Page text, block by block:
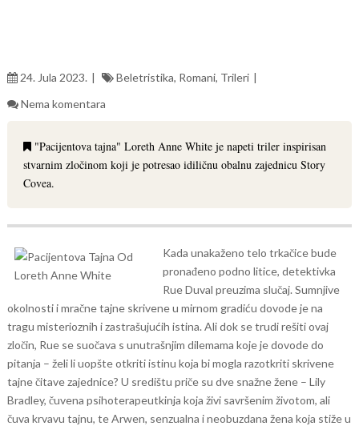
24. Jula 2023. Beletristika, Romani, Trileri
Nema komentara
"Pacijentova tajna" Loreth Anne White je napeti triler inspirisan
stvarnim zločinom koji je potresao idiličnu obalnu zajednicu Story
Covea.
Kada unakaženo telo trkačice bude
pronađeno podno litice, detektivka
Rue Duval preuzima slučaj. Sumnjive
okolnosti i mračne tajne skrivene u mirnom gradiću dovode je na
tragu misterioznih i zastrašujućih istina. Ali dok se trudi rešiti ovaj
zločin, Rue se suočava s unutrašnjim dilemama koje je dovode do
pitanja – želi li uopšte otkriti istinu koja bi mogla razotkriti skrivene
tajne čitave zajednice? U središtu priče su dve snažne žene – Lily
Bradley, čuvena psihoterapeutkinja koja živi savršenim životom, ali
čuva krvavu tajnu, te Arwen, senzualna i neobuzdana žena koja stiže u